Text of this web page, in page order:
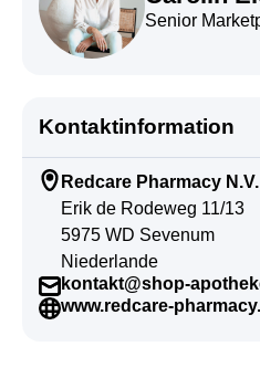
Senior
Kontaktinformation
Redcare Pharmacy N.V.
Erik de Rodeweg 11/13
5975 WD Sevenum
Niederlande
kontakt@shop-
www.redcare-